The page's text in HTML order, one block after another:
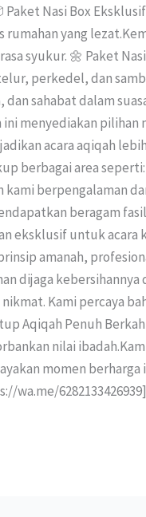
Nasi Box
yang
syukur. 🌼 Paket
perkedel, dan
sahabat dalam
menyediakan
acara aqiqah
berbagai area
berpengalaman
beragam
eksklusif untuk acara
amanah,
dijaga kebersihannya
Kami percaya
Aqiqah Penuh
nilai
momen
wa.me/6282133426939]